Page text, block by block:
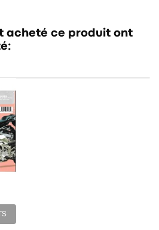
acheté ce produit ont